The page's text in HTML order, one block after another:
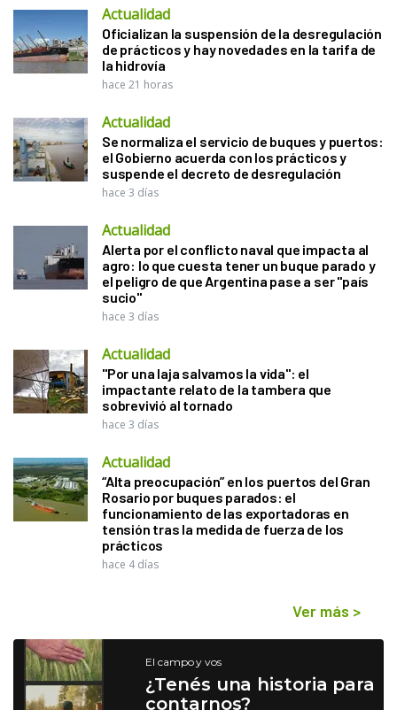
Actualidad
Oficializan la suspensión de la desregulación
de prácticos y hay novedades en la tarifa de
la hidrovía
hace 21 horas
Actualidad
Se normaliza el servicio de buques y puertos:
el Gobierno acuerda con los prácticos y
suspende el decreto de desregulación
hace 3 días
Actualidad
Alerta por el conflicto naval que impacta al
agro: lo que cuesta tener un buque parado y
el peligro de que Argentina pase a ser "país
sucio"
hace 3 días
Actualidad
"Por una laja salvamos la vida": el
impactante relato de la tambera que
sobrevivió al tornado
hace 3 días
Actualidad
“Alta preocupación” en los puertos del Gran
Rosario por buques parados: el
funcionamiento de las exportadoras en
tensión tras la medida de fuerza de los
prácticos
hace 4 días
Ver más >
El campo y vos
¿Tenés una historia para
contarnos?